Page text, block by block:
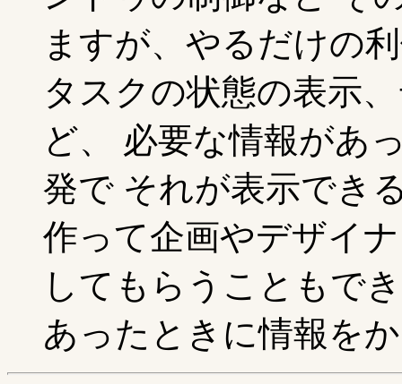
ますが、やるだけの
タスクの状態の表示
ど、 必要な情報があ
発で それが表示でき
作って企画やデザイ
してもらうこともで
あったときに情報を